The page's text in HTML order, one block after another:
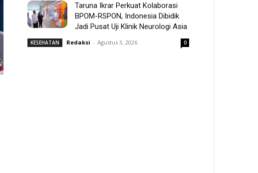
Taruna Ikrar Perkuat Kolaborasi
BPOM-RSPON, Indonesia Dibidik
Jadi Pusat Uji Klinik Neurologi Asia
KESEHATAN Redaksi - Agustus 3, 2026 0